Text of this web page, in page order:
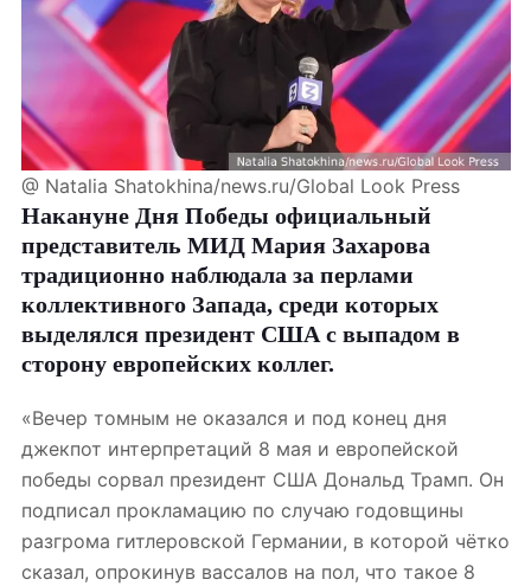
@ Natalia Shatokhina/news.ru/Global Look Press
Накануне Дня Победы официальный
представитель МИД Мария Захарова
традиционно наблюдала за перлами
коллективного Запада, среди которых
выделялся президент США с выпадом в
сторону европейских коллег.
«Вечер томным не оказался и под конец дня
джекпот интерпретаций 8 мая и европейской
победы сорвал президент США Дональд Трамп. Он
подписал прокламацию по случаю годовщины
разгрома гитлеровской Германии, в которой чётко
сказал, опрокинув вассалов на пол, что такое 8